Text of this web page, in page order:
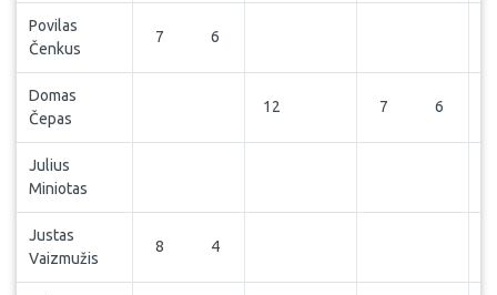
Povilas
Čenkus
7 6
Domas
Čepas
12 7 6
Julius
Miniotas
Justas
Vaizmužis
8 4